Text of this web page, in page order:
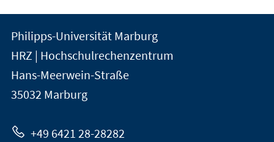
Kontakt
und
Informationen
zur
Website
der
Universität
Marburg
Philipps-Universität Marburg
HRZ | Hochschulrechenzentrum
Hans-Meerwein-Straße
35032 Marburg
+49 6421 28-28282